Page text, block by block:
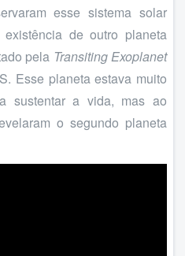
esse sistema solar
de outro planeta
pela Transiting Exoplanet
Esse planeta estava muito
sustentar a vida, mas ao
o segundo planeta